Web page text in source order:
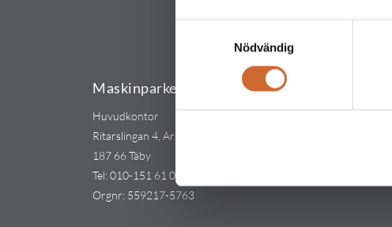
Nödvändig
Maskinparken Sverige AB
Huvudkontor
Ritarslingan 4, Arninge Industriområde
187 66 Täby
Tel:010-151 61 00
Orgnr: 559217-5763